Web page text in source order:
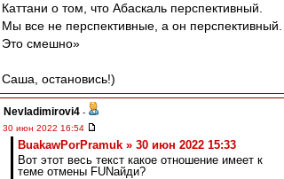
Каттани о том, что Абаскаль перспективный.
Мы все не перспективные, а он перспективный.
Это смешно»
Саша, остановись!)
Nevladimirovi4 -
30 июн 2022 16:54
BuakawPorPramuk » 30 июн 2022 15:33
Вот этот весь текст какое отношение имеет к
теме отмены FUNайди?